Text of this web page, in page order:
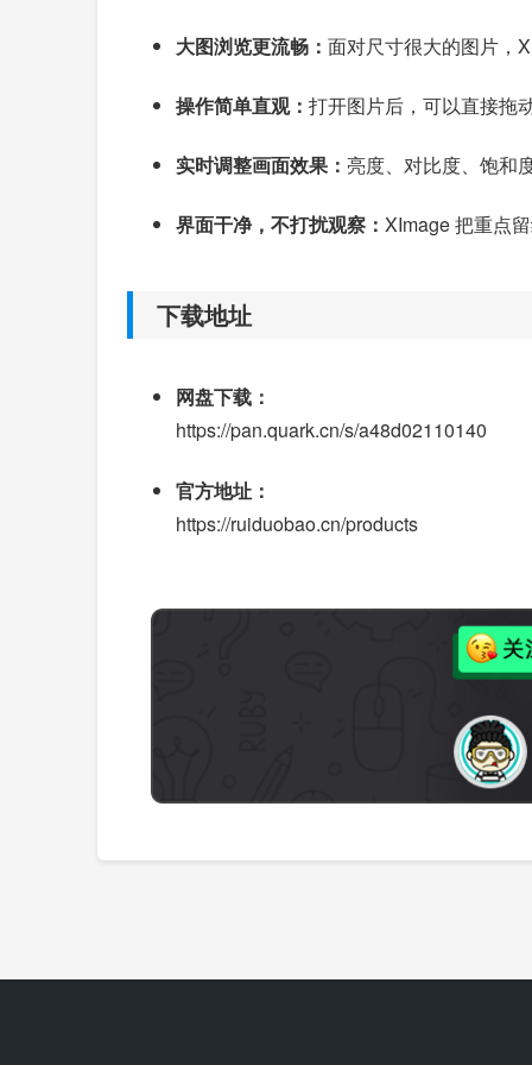
大图浏览更流畅： 面对尺寸很大的图片，
操作简单直观： 打开图片后，可以直接拖
实时调整画面效果： 亮度、对比度、饱和
界面干净，不打扰观察： XImage 把重点
下载地址
网盘下载：
https://pan.quark.cn/s/a48d02110140
官方地址：
https://ruiduobao.cn/products